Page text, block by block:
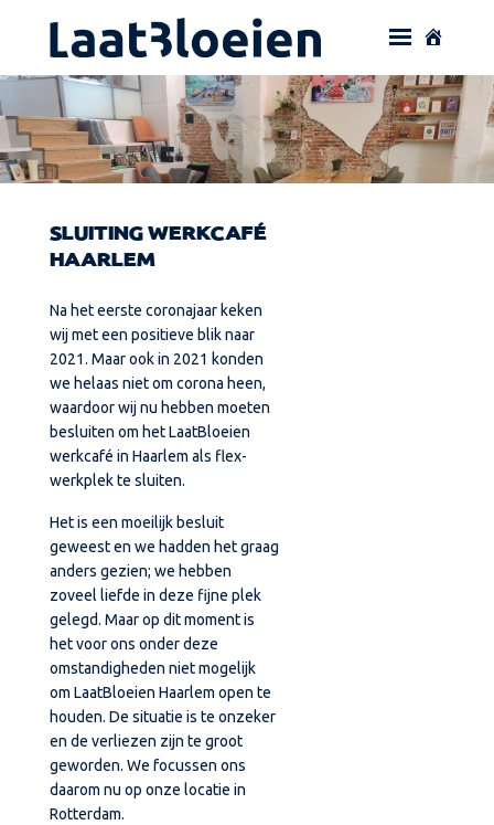
SLUITING WERKCAFÉ
HAARLEM
Na het eerste coronajaar keken
wij met een positieve blik naar
2021. Maar ook in 2021 konden
we helaas niet om corona heen,
waardoor wij nu hebben moeten
besluiten om het LaatBloeien
werkcafé in Haarlem als flex-
werkplek te sluiten.
Het is een moeilijk besluit
geweest en we hadden het graag
anders gezien; we hebben
zoveel liefde in deze fijne plek
gelegd. Maar op dit moment is
het voor ons onder deze
omstandigheden niet mogelijk
om LaatBloeien Haarlem open te
houden. De situatie is te onzeker
en de verliezen zijn te groot
geworden. We focussen ons
daarom nu op onze locatie in
Rotterdam.